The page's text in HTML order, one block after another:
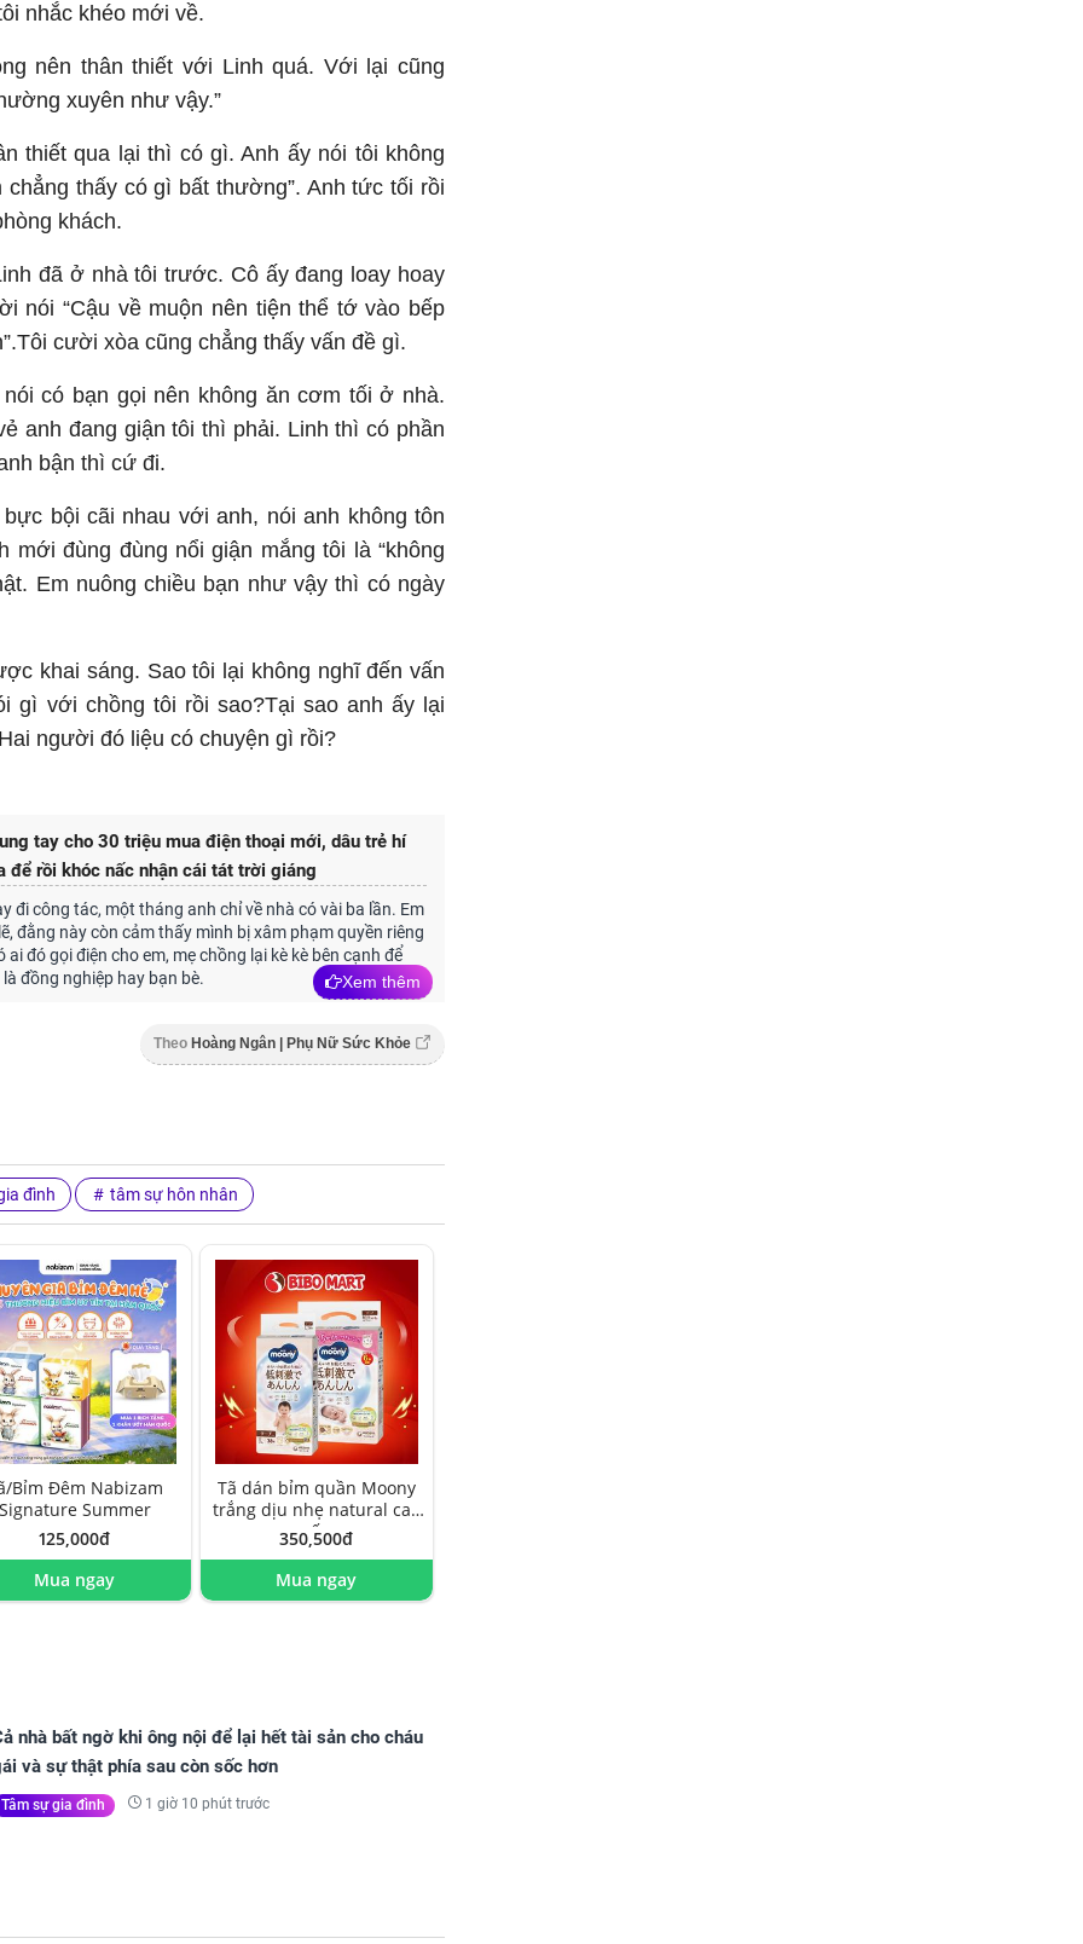
nhắc khéo mới về.
nên thân thiết với Linh quá. Với lại cũng
xuyên như vậy.”
thiết qua lại thì có gì. Anh ấy nói tôi không
chẳng thấy có gì bất thường”. Anh tức tối rồi
khách.
đã ở nhà tôi trước. Cô ấy đang loay hoay
nói “Cậu về muộn nên tiện thể tớ vào bếp
cười xòa cũng chẳng thấy vấn đề gì.
có bạn gọi nên không ăn cơm tối ở nhà.
anh đang giận tôi thì phải. Linh thì có phần
bận thì cứ đi.
bội cãi nhau với anh, nói anh không tôn
mới đùng đùng nổi giận mắng tôi là “không
Em nuông chiều bạn như vậy thì có ngày
khai sáng. Sao tôi lại không nghĩ đến vấn
gì với chồng tôi rồi sao?Tại sao anh ấy lại
người đó liệu có chuyện gì rồi?
tay cho 30 triệu mua điện thoại mới, dâu trẻ hí
để rồi khóc nấc nhận cái tát trời giáng
đi công tác, một tháng anh chỉ về nhà có vài ba lần. Em
đằng này còn cảm thấy mình bị xâm phạm quyền riêng
ai đó gọi điện cho em, mẹ chồng lại kè kè bên cạnh để
đồng nghiệp hay bạn bè.
Xem thêm
Theo Hoàng Ngân | Phụ Nữ Sức Khỏe
đình tâm sự hôn nhân
Bỉm Đêm Nabizam
Summer
125,000đ
Mua ngay
Tã dán bỉm quần Moony
trắng dịu nhẹ natural cao
cấp
350,500đ
Mua ngay
nhà bất ngờ khi ông nội để lại hết tài sản cho cháu
và sự thật phía sau còn sốc hơn
Tâm sự gia đình 1 giờ 10 phút trước